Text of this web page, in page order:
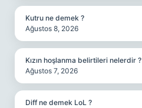
Kutru ne demek ?
Ağustos 8, 2026
Kızın hoşlanma belirtileri nelerdir ?
Ağustos 7, 2026
Diff ne demek LoL ?